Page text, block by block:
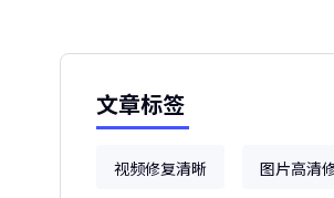
文章标签
视频修复清晰 图片高清